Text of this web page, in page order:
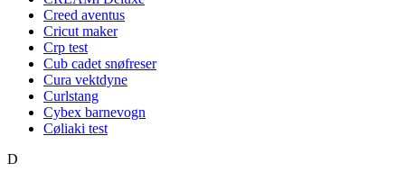
Creed aventus
Cricut maker
Crp test
Cub cadet snøfreser
Cura vektdyne
Curlstang
Cybex barnevogn
Cøliaki test
D